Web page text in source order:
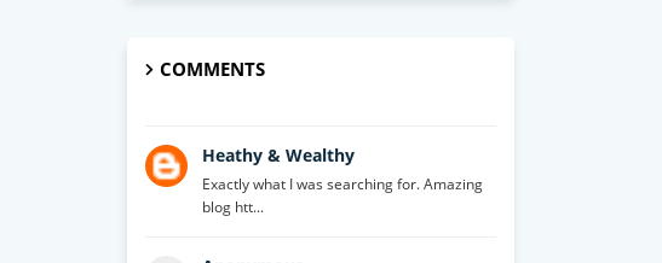
COMMENTS
Heathy & Wealthy
Exactly what I was searching for. Amazing
blog htt...